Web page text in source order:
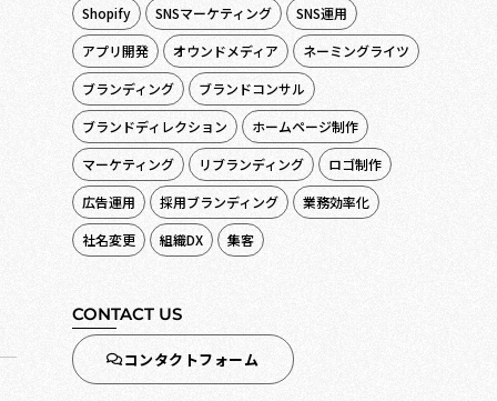
Shopify
SNSマーケティング
SNS運用
アプリ開発
オウンドメディア
ネーミングライツ
ブランディング
ブランドコンサル
ブランドディレクション
ホームページ制作
マーケティング
リブランディング
ロゴ制作
広告運用
採用ブランディング
業務効率化
社名変更
組織DX 集客
CONTACT US
コンタクトフォーム